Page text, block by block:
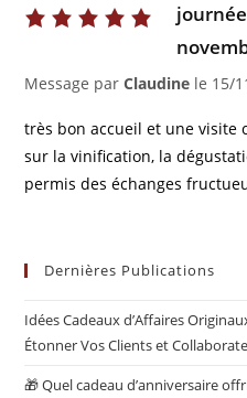
Message parClaudine le 15/
très bon accueil et une visite
sur la vinification, la
permis des échanges
Dernières Publications
Idées Cadeaux d’Affaires
Étonner Vos Clients et
🎁 Quel cadeau d’anniversaire